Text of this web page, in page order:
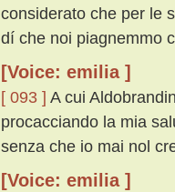
considerato che per le
dí che noi piagnemmo
[Voice: emilia ]
[ 093 ] A cui
procacciando la mia
senza che io mai nol
[Voice: emilia ]